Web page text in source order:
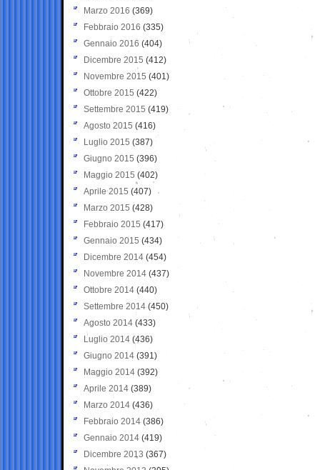
Marzo 2016 (369)
Febbraio 2016 (335)
Gennaio 2016 (404)
Dicembre 2015 (412)
Novembre 2015 (401)
Ottobre 2015 (422)
Settembre 2015 (419)
Agosto 2015 (416)
Luglio 2015 (387)
Giugno 2015 (396)
Maggio 2015 (402)
Aprile 2015 (407)
Marzo 2015 (428)
Febbraio 2015 (417)
Gennaio 2015 (434)
Dicembre 2014 (454)
Novembre 2014 (437)
Ottobre 2014 (440)
Settembre 2014 (450)
Agosto 2014 (433)
Luglio 2014 (436)
Giugno 2014 (391)
Maggio 2014 (392)
Aprile 2014 (389)
Marzo 2014 (436)
Febbraio 2014 (386)
Gennaio 2014 (419)
Dicembre 2013 (367)